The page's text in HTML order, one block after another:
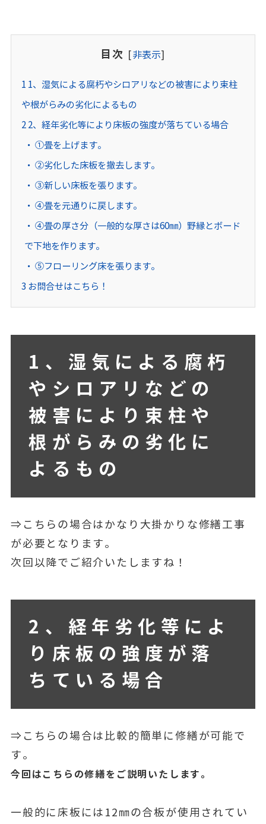
目次 [非表示]
1 1、湿気による腐朽やシロアリなどの被害により束柱
や根がらみの劣化によるもの
22、経年劣化等により床板の強度が落ちている場合
①畳を上げます。
②劣化した床板を撤去します。
③新しい床板を張ります。
④畳を元通りに戻します。
④畳の厚さ分（一般的な厚さは60㎜）野縁とボード
で下地を作ります。
⑤フローリング床を張ります。
3 お問合せはこちら！
1、湿気による腐朽
やシロアリなどの
被害により束柱や
根がらみの劣化に
よるもの
⇒こちらの場合はかなり大掛かりな修繕工事
が必要となります。
次回以降でご紹介いたしますね！
2、経年劣化等によ
り床板の強度が落
ちている場合
⇒こちらの場合は比較的簡単に修繕が可能で
す。
今回はこちらの修繕をご説明いたします。
一般的に床板には12㎜の合板が使用されてい